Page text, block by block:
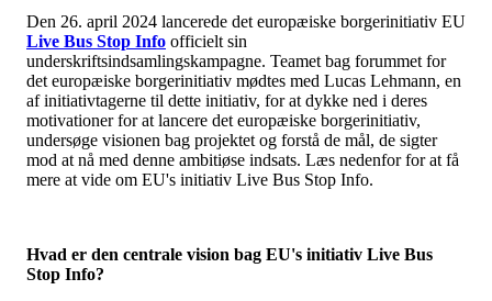
Den 26. april 2024 lancerede det europæiske borgerinitiativ EU
Live Bus Stop Info officielt sin
underskriftsindsamlingskampagne. Teamet bag forummet for
det europæiske borgerinitiativ mødtes med Lucas Lehmann, en
af initiativtagerne til dette initiativ, for at dykke ned i deres
motivationer for at lancere det europæiske borgerinitiativ,
undersøge visionen bag projektet og forstå de mål, de sigter
mod at nå med denne ambitiøse indsats. Læs nedenfor for at få
mere at vide om EU's initiativ Live Bus Stop Info.
Hvad er den centrale vision bag EU's initiativ Live Bus
Stop Info?